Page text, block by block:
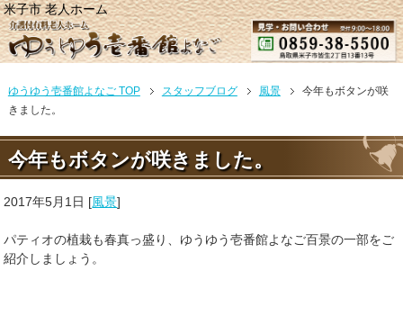
米子市 老人ホーム
ゆうゆう壱番館よなご TOP スタッフブログ 風景
今年もボタンが咲
きました。
今年もボタンが咲きました。
2017年5月1日 [風景]
パティオの植栽も春真っ盛り、ゆうゆう壱番館よなご百景の一部をご
紹介しましょう。